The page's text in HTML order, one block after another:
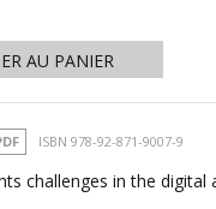
AU PANIER
ISBN 978-92-871-9007-9
challenges in the digital